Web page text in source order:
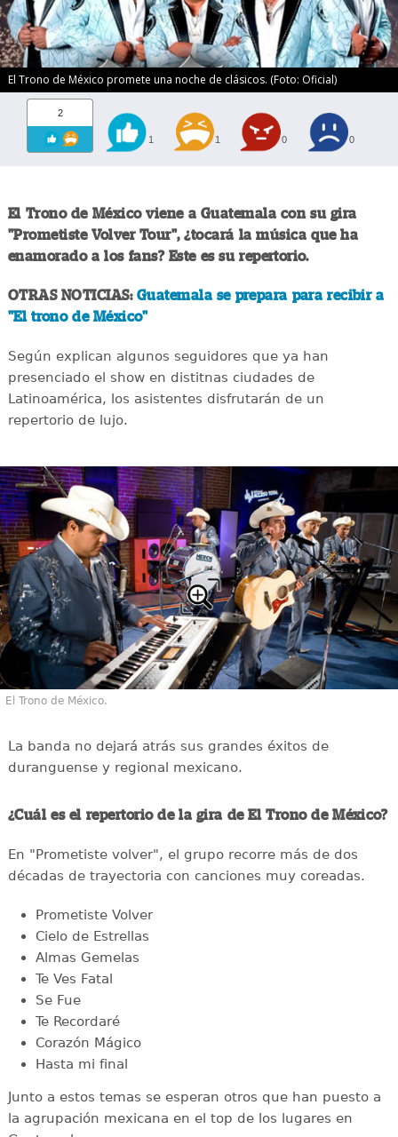
El Trono de México promete una noche de clásicos. (Foto: Oficial)
2
1 1 0 0
El Trono de México viene a Guatemala con su gira
"Prometiste Volver Tour", ¿tocará la música que ha
enamorado a los fans? Este es su repertorio.
OTRAS NOTICIAS:Guatemala se prepara para recibir a
"El trono de México"
Según explican algunos seguidores que ya han
presenciado el show en distitnas ciudades de
Latinoamérica, los asistentes disfrutarán de un
repertorio de lujo.
El Trono de México.
La banda no dejará atrás sus grandes éxitos de
duranguense y regional mexicano.
¿Cuál es el repertorio de la gira de El Trono de México?
En "Prometiste volver", el grupo recorre más de dos
décadas de trayectoria con canciones muy coreadas.
Prometiste Volver
Cielo de Estrellas
Almas Gemelas
Te Ves Fatal
Se Fue
Te Recordaré
Corazón Mágico
Hasta mi final
Junto a estos temas se esperan otros que han puesto a
la agrupación mexicana en el top de los lugares en